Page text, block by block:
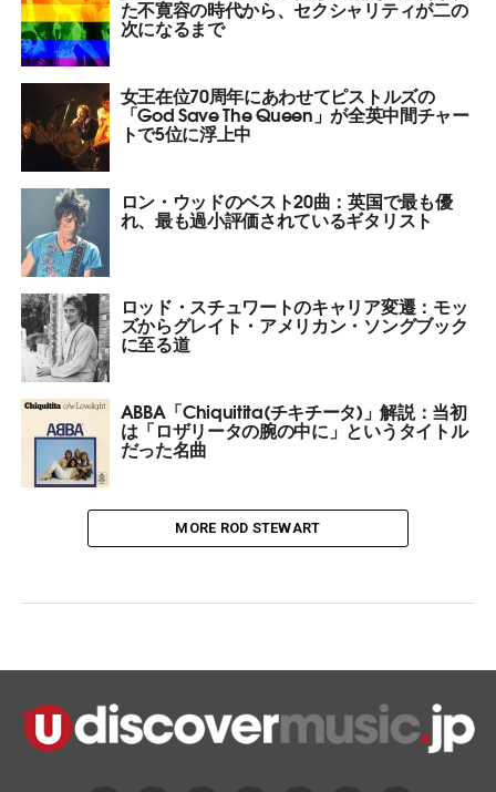
た不寛容の時代から、セクシャリティが二の
次になるまで
女王在位70周年にあわせてピストルズの
「God Save The Queen」が全英中間チャー
トで5位に浮上中
ロン・ウッドのベスト20曲：英国で最も優
れ、最も過小評価されているギタリスト
ロッド・スチュワートのキャリア変遷：モッ
ズからグレイト・アメリカン・ソングブック
に至る道
ABBA「Chiquitita(チキチータ)」解説：当初
は「ロザリータの腕の中に」というタイトル
だった名曲
MORE ROD STEWART